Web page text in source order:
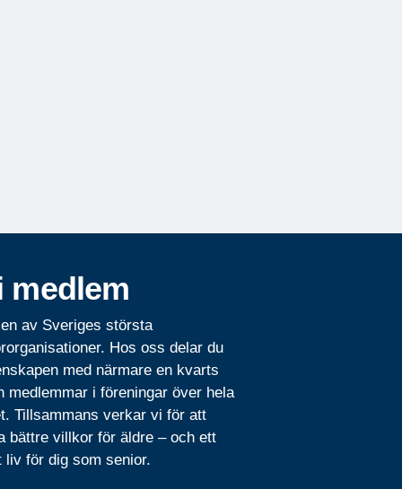
medlem
av Sveriges största
Hos oss delar du
med närmare en kvarts
medlemmar i föreningar över hela
Tillsammans verkar vi för att
bättre villkor för äldre – och ett
liv för dig som senior.